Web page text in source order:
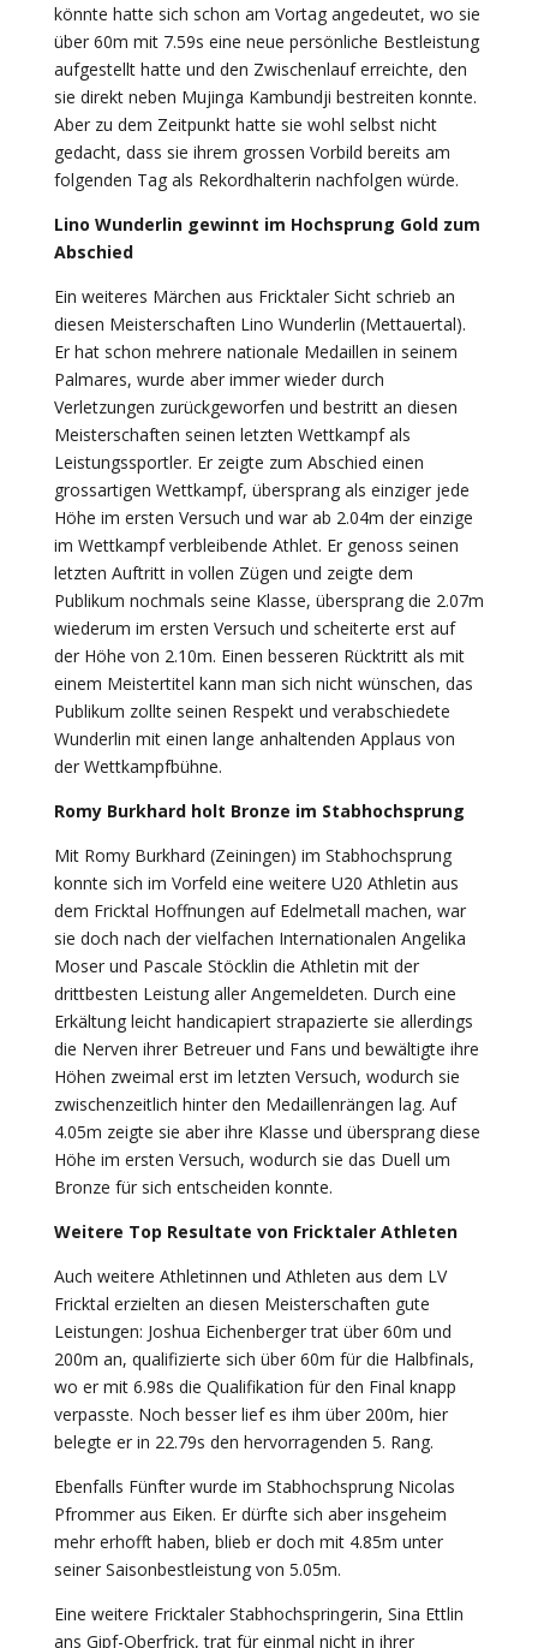
könnte hatte sich schon am Vortag angedeutet, wo sie
über 60m mit 7.59s eine neue persönliche Bestleistung
aufgestellt hatte und den Zwischenlauf erreichte, den
sie direkt neben Mujinga Kambundji bestreiten konnte.
Aber zu dem Zeitpunkt hatte sie wohl selbst nicht
gedacht, dass sie ihrem grossen Vorbild bereits am
folgenden Tag als Rekordhalterin nachfolgen würde.
Lino Wunderlin gewinnt im Hochsprung Gold zum
Abschied
Ein weiteres Märchen aus Fricktaler Sicht schrieb an
diesen Meisterschaften Lino Wunderlin (Mettauertal).
Er hat schon mehrere nationale Medaillen in seinem
Palmares, wurde aber immer wieder durch
Verletzungen zurückgeworfen und bestritt an diesen
Meisterschaften seinen letzten Wettkampf als
Leistungssportler. Er zeigte zum Abschied einen
grossartigen Wettkampf, übersprang als einziger jede
Höhe im ersten Versuch und war ab 2.04m der einzige
im Wettkampf verbleibende Athlet. Er genoss seinen
letzten Auftritt in vollen Zügen und zeigte dem
Publikum nochmals seine Klasse, übersprang die 2.07m
wiederum im ersten Versuch und scheiterte erst auf
der Höhe von 2.10m. Einen besseren Rücktritt als mit
einem Meistertitel kann man sich nicht wünschen, das
Publikum zollte seinen Respekt und verabschiedete
Wunderlin mit einen lange anhaltenden Applaus von
der Wettkampfbühne.
Romy Burkhard holt Bronze im Stabhochsprung
Mit Romy Burkhard (Zeiningen) im Stabhochsprung
konnte sich im Vorfeld eine weitere U20 Athletin aus
dem Fricktal Hoffnungen auf Edelmetall machen, war
sie doch nach der vielfachen Internationalen Angelika
Moser und Pascale Stöcklin die Athletin mit der
drittbesten Leistung aller Angemeldeten. Durch eine
Erkältung leicht handicapiert strapazierte sie allerdings
die Nerven ihrer Betreuer und Fans und bewältigte ihre
Höhen zweimal erst im letzten Versuch, wodurch sie
zwischenzeitlich hinter den Medaillenrängen lag. Auf
4.05m zeigte sie aber ihre Klasse und übersprang diese
Höhe im ersten Versuch, wodurch sie das Duell um
Bronze für sich entscheiden konnte.
Weitere Top Resultate von Fricktaler Athleten
Auch weitere Athletinnen und Athleten aus dem LV
Fricktal erzielten an diesen Meisterschaften gute
Leistungen: Joshua Eichenberger trat über 60m und
200m an, qualifizierte sich über 60m für die Halbfinals,
wo er mit 6.98s die Qualifikation für den Final knapp
verpasste. Noch besser lief es ihm über 200m, hier
belegte er in 22.79s den hervorragenden 5. Rang.
Ebenfalls Fünfter wurde im Stabhochsprung Nicolas
Pfrommer aus Eiken. Er dürfte sich aber insgeheim
mehr erhofft haben, blieb er doch mit 4.85m unter
seiner Saisonbestleistung von 5.05m.
Eine weitere Fricktaler Stabhochspringerin, Sina Ettlin
ans Gipf-Oberfrick, trat für einmal nicht in ihrer